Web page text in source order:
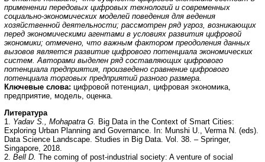
применении передовых цифровых технологий и современных
социально-экономических моделей поведения для ведения
хозяйственной деятельности; рассмотрен ряд угроз, возникающих
перед экономическими агентами в условиях развития цифровой
экономики; отмечено, что важным фактором преодоления данных
вызовов является развитие цифрового потенциала экономических
систем. Авторами выделен ряд составляющих цифрового
потенциала предприятия, произведено сравнение цифрового
потенциала торговых предприятий разного размера.
Ключевые слова: цифровой потенциал, цифровая экономика,
предприятие, модель, оценка.
Литература
1. Yadav S., Mohapatra G. Big Data in the Context of Smart Cities:
Exploring Urban Planning and Governance. In: Munshi U., Verma N. (eds).
Data Science Landscape. Studies in Big Data. Vol. 38. – Springer,
Singapore, 2018.
2. Bell D. The coming of post-industrial society: A venture of social